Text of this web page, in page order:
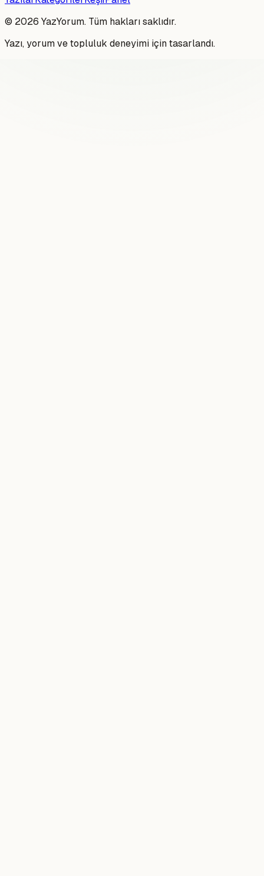
© 2026 YazYorum. Tüm hakları saklıdır.
Yazı, yorum ve topluluk deneyimi için tasarlandı.